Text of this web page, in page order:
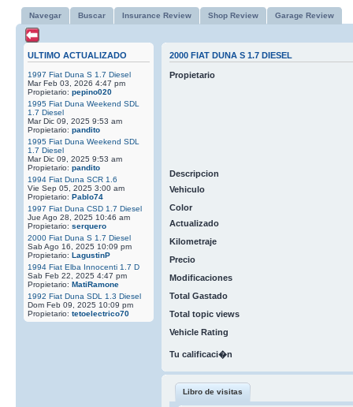
Navegar Buscar Insurance Review Shop Review Garage Review
ULTIMO ACTUALIZADO
1997 Fiat Duna S 1.7 Diesel
Mar Feb 03, 2026 4:47 pm
Propietario: pepino020
1995 Fiat Duna Weekend SDL
1.7 Diesel
Mar Dic 09, 2025 9:53 am
Propietario: pandito
1995 Fiat Duna Weekend SDL
1.7 Diesel
Mar Dic 09, 2025 9:53 am
Propietario: pandito
1994 Fiat Duna SCR 1.6
Vie Sep 05, 2025 3:00 am
Propietario: Pablo74
1997 Fiat Duna CSD 1.7 Diesel
Jue Ago 28, 2025 10:46 am
Propietario: serquero
2000 Fiat Duna S 1.7 Diesel
Sab Ago 16, 2025 10:09 pm
Propietario: LagustinP
1994 Fiat Elba Innocenti 1.7 D
Sab Feb 22, 2025 4:47 pm
Propietario: MatiRamone
1992 Fiat Duna SDL 1.3 Diesel
Dom Feb 09, 2025 10:09 pm
Propietario: tetoelectrico70
2000 FIAT DUNA S 1.7 DIESEL
Propietario
Descripcion
Vehiculo
Color
Actualizado
Kilometraje
Precio
Modificaciones
Total Gastado
Total topic views
Vehicle Rating
Tu calificaci�n
Libro de visitas